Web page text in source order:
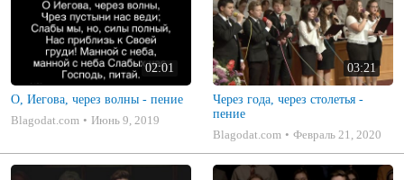
02:01
О, Иегова, через волны - пение
Blagodat.com
Июнь 9, 2019
03:21
Через года, через столетья -
пение
Blagodat.com
Февраль 21, 2020